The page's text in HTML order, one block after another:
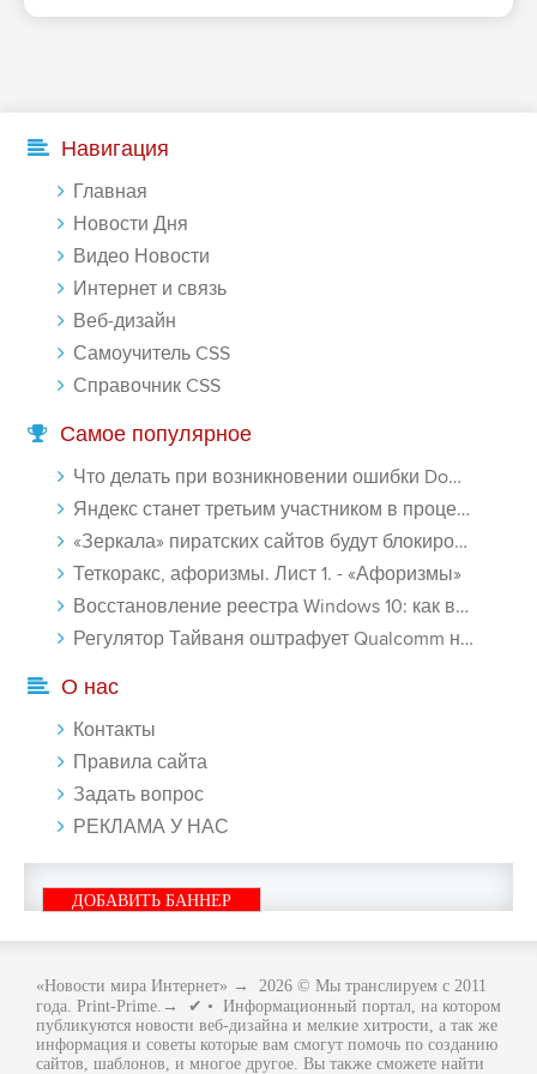
Навигация
Главная
Новости Дня
Видео Новости
Интернет и связь
Веб-дизайн
Самоучитель CSS
Справочник CSS
Самое популярное
Что делать при возникновении ошибки Download interrupted в Chrome - «Windows»
Яндекс станет третьим участником в процессе ФАС против Google - «Интернет»
«Зеркала» пиратских сайтов будут блокироваться! - «Интернет»
Теткоракс, афоризмы. Лист 1. - «Афоризмы»
Восстановление реестра Windows 10: как восстановить реестр Виндовс 10 - «Windows»
Регулятор Тайваня оштрафует Qualcomm на $774 млн - «Новости сети»
О нас
Контакты
Правила сайта
Задать вопрос
РЕКЛАМА У НАС
ДОБАВИТЬ БАННЕР
«Новости мира Интернет» → 2026 © Мы транслируем с 2011
года. Print-Prime.→ ✔ • Информационный портал, на котором
публикуются новости веб-дизайна и мелкие хитрости, а так же
информация и советы которые вам смогут помочь по созданию
сайтов, шаблонов, и многое другое. Вы также сможете найти